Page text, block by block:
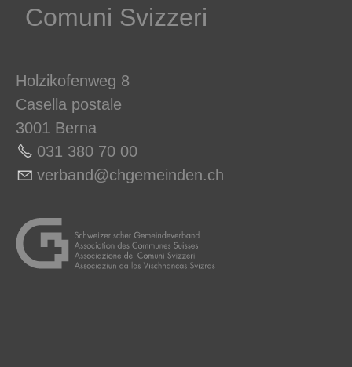
Comuni Svizzeri
Holzikofenweg 8
Casella postale
3001 Berna
031 380 70 00
v rb nd chg m nd n ch